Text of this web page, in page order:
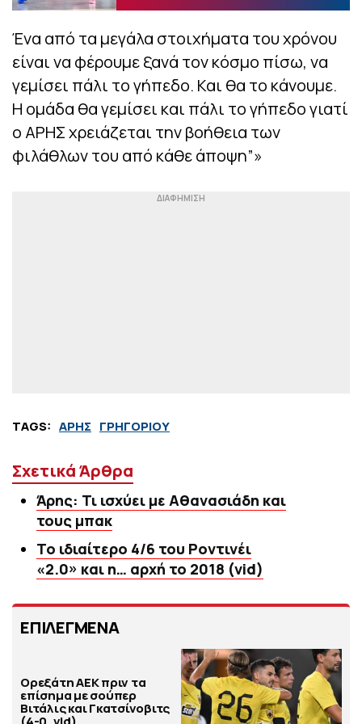
Ένα από τα μεγάλα στοιχήματα του χρόνου
είναι να φέρουμε ξανά τον κόσμο πίσω, να
γεμίσει πάλι το γήπεδο. Και θα το κάνουμε.
Η ομάδα θα γεμίσει και πάλι το γήπεδο γιατί
ο ΑΡΗΣ χρειάζεται την βοήθεια των
φιλάθλων του από κάθε άποψη”»
TAGS: ΑΡΗΣ ΓΡΗΓΟΡΙΟΥ
Σχετικά Άρθρα
Άρης: Τι ισχύει με Αθανασιάδη και
τους μπακ
Το ιδιαίτερο 4/6 του Ροντινέι
«2.0» και η… αρχή το 2018 (vid)
ΕΠΙΛΕΓΜΕΝΑ
Ορεξάτη ΑΕΚ πριν τα
επίσημα με σούπερ
Βιτάλις και Γκατσίνοβιτς